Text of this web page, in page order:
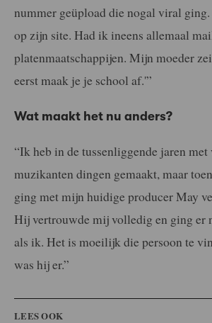
nummer geüpload die nogal viral ging.
op zijn site. Had ik ineens allemaal
platenmaatschappijen. Mijn moeder
eerst maak je je school af.'”
Wat maakt het nu anders?
“Ik heb in de tussenliggende jaren
muzikanten dingen gemaakt, maar
ging met mijn huidige producer May
Hij vertrouwde mij volledig en ging er
als ik. Het is moeilijk die persoon te
was hij er.”
LEES OOK